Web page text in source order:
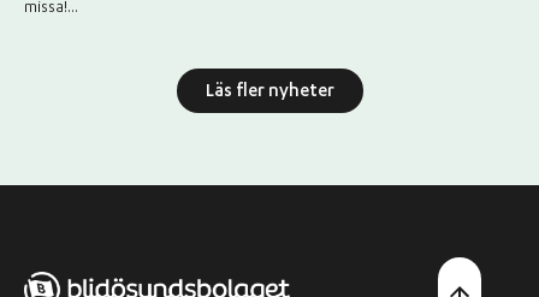
missa!...
Läs fler nyheter